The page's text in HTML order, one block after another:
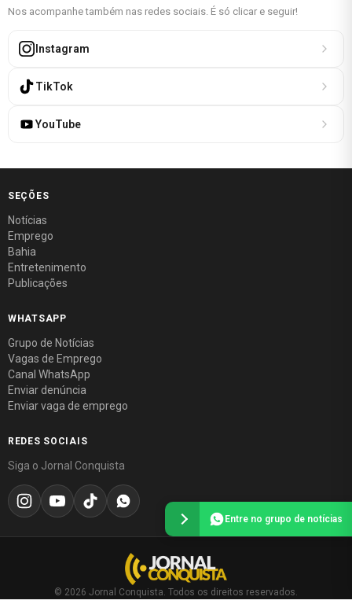
Nos acompanhe também nas redes sociais. É só clicar e seguir!
Instagram
TikTok
YouTube
SEÇÕES
Notícias
Emprego
Bahia
Entretenimento
Publicações
WHATSAPP
Grupo de Notícias
Vagas de Emprego
Canal WhatsApp
Enviar denúncia
Enviar vaga de emprego
REDES SOCIAIS
Siga o Jornal Conquista
© 2026 Jornal Conquista. Todos os direitos reservados.
Entre no grupo de notícias